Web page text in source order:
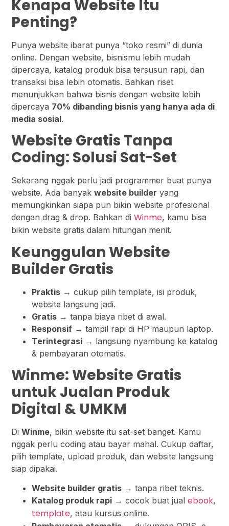
Kenapa Website Itu
Penting?
Punya website ibarat punya “toko resmi” di dunia
online. Dengan website, bisnismu lebih mudah
dipercaya, katalog produk bisa tersusun rapi, dan
transaksi bisa lebih otomatis. Bahkan riset
menunjukkan bahwa bisnis dengan website lebih
dipercaya 70% dibanding bisnis yang hanya ada di
media sosial.
Website Gratis Tanpa
Coding: Solusi Sat-Set
Sekarang nggak perlu jadi programmer buat punya
website. Ada banyakwebsite builder yang
memungkinkan siapa pun bikin website profesional
dengan drag & drop. Bahkan diWinme, kamu bisa
bikin website gratis dalam hitungan menit.
Keunggulan Website
Builder Gratis
Praktis → cukup pilih template, isi produk,
website langsung jadi.
Gratis → tanpa biaya ribet di awal.
Responsif → tampil rapi di HP maupun laptop.
Terintegrasi → langsung nyambung ke katalog
& pembayaran otomatis.
Winme: Website Gratis
untuk Jualan Produk
Digital & UMKM
DiWinme, bikin website itu sat-set banget. Kamu
nggak perlu coding atau bayar mahal. Cukup daftar,
pilih template, upload produk, dan website langsung
siap dipakai.
Website builder gratis → tanpa ribet teknis.
Katalog produk rapi → cocok buat jualebook,
template, atau kursus online.